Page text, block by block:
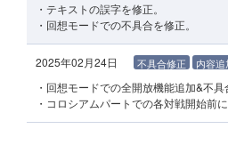
・テキストの誤字を修正。
・回想モードでの不具合を修正。
2025年02月24日 不具合修正 内容追
・回想モードでの全開放機能追加&不具
・コロシアムパートでの各対戦開始前